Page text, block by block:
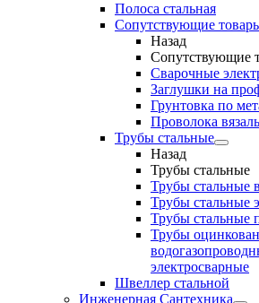
Полоса стальная
Сопутствующие
Назад
Сопутствующие
Сварочные
Заглушки на
Грунтовка по
Проволока
Трубы стальные
Назад
Трубы стальные
Трубы стальные
Трубы стальные
Трубы стальные
Трубы
электросварные
Швеллер стальной
Инженерная Сантехника